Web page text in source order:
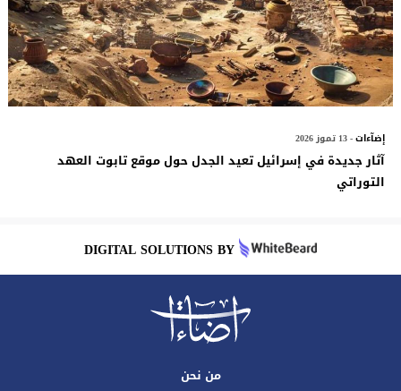
إضآءات- 13 تموز 2026
آثار جديدة في إسرائيل تعيد الجدل حول موقع تابوت العهد
التوراتي
DIGITAL SOLUTIONS BY
من نحن